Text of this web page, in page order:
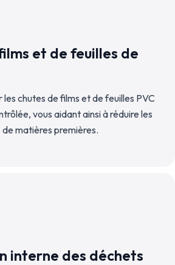
et de feuilles de
chutes de films et de feuilles PVC
vous aidant ainsi à réduire les
matières premières.
interne des déchets